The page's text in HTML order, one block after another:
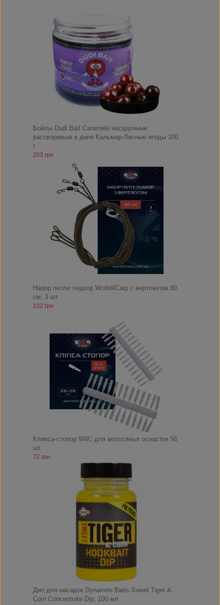
Бойлы Dudi Bait Caramele насадочные
растворимые в дипе Кальмар-Лесные ягоды 100
г
203 грн
Набор петли лидкор World4Carp с вертлюгом 80
см, 3 шт
102 грн
Клипса-стопор W4C для волосяных оснасток 56
шт.
72 грн
Дип для насадок Dynamite Baits Sweet Tiger &
Corn Concentrate Dip, 100 мл